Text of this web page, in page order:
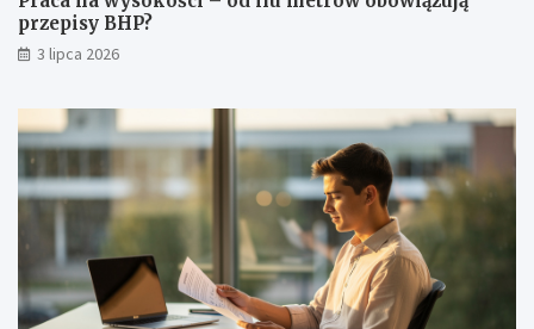
przepisy BHP?
3 lipca 2026